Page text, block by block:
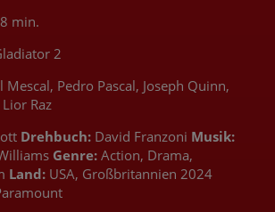
min.
2
Mescal, Pedro Pascal, Joseph Quinn,
Raz
Drehbuch: David Franzoni Musik:
Genre: Action, Drama,
Land: USA, Großbritannien 2024